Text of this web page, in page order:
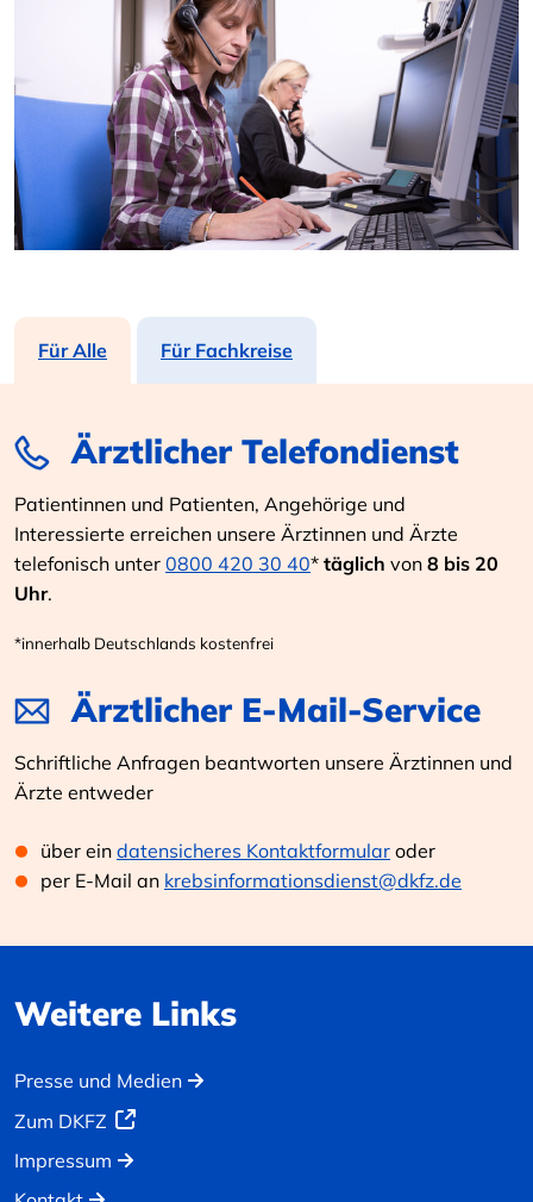
Für Alle Für Fachkreise
Ärztlicher Telefondienst
Patientinnen und Patienten, Angehörige und
Interessierte erreichen unsere Ärztinnen und Ärzte
telefonisch unter 0800 420 30 40* täglich von 8 bis 20
Uhr.
*innerhalb Deutschlands kostenfrei
Ärztlicher E-Mail-Service
Schriftliche Anfragen beantworten unsere Ärztinnen und
Ärzte entweder
über ein datensicheres Kontaktformular oder
per E-Mail an krebsinformationsdienst@dkfz.de
Weitere Links
Presse und Medien
Zum DKFZ
Impressum